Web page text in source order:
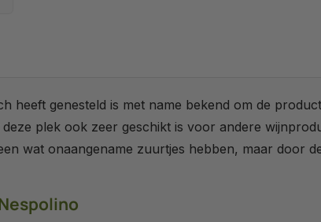
heeft genesteld is met name bekend om de
plek ook zeer geschikt is voor andere
wat onaangename zuurtjes hebben, maar door